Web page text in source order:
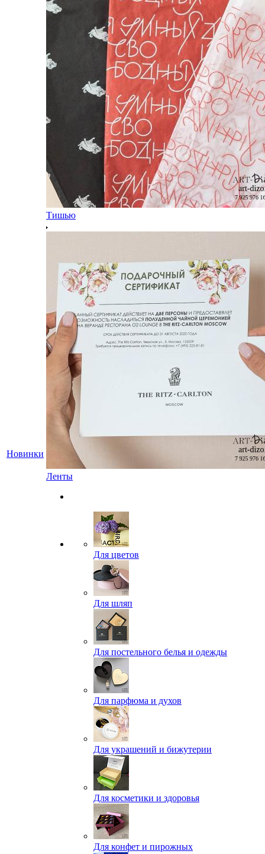
Новинки
Тишью
Ленты
Для цветов
Для шляп
Для постельного белья и одежды
Для парфюма и духов
Для украшений и бижутерии
Для косметики и здоровья
Для конфет и пирожных